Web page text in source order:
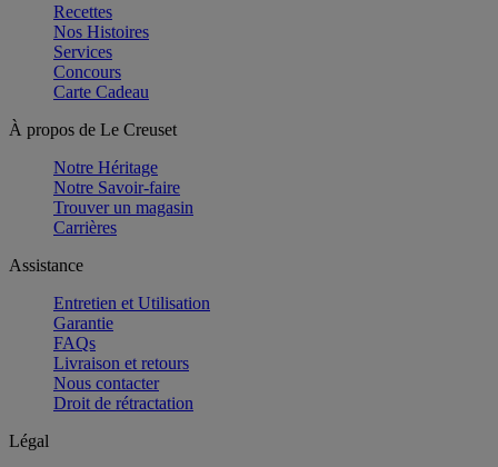
Recettes
Nos Histoires
Services
Concours
Carte Cadeau
À propos de Le Creuset
Notre Héritage
Notre Savoir-faire
Trouver un magasin
Carrières
Assistance
Entretien et Utilisation
Garantie
FAQs
Livraison et retours
Nous contacter
Droit de rétractation
Légal